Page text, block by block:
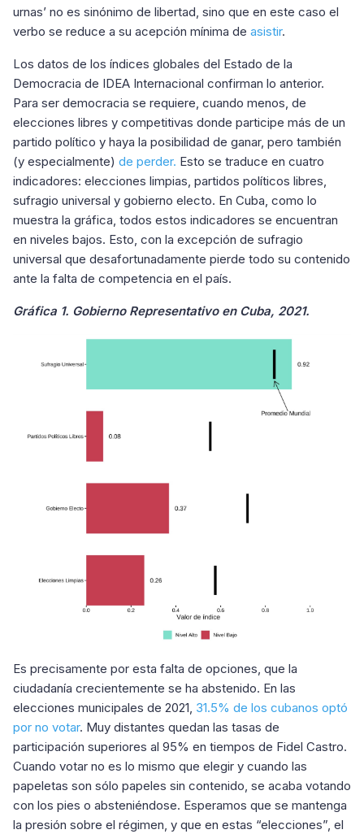
urnas’ no es sinónimo de libertad, sino que en este caso el
verbo se reduce a su acepción mínima de asistir.
Los datos de los índices globales del Estado de la
Democracia de IDEA Internacional confirman lo anterior.
Para ser democracia se requiere, cuando menos, de
elecciones libres y competitivas donde participe más de un
partido político y haya la posibilidad de ganar, pero también
(y especialmente) de perder. Esto se traduce en cuatro
indicadores: elecciones limpias, partidos políticos libres,
sufragio universal y gobierno electo. En Cuba, como lo
muestra la gráfica, todos estos indicadores se encuentran
en niveles bajos. Esto, con la excepción de sufragio
universal que desafortunadamente pierde todo su contenido
ante la falta de competencia en el país.
Gráfica 1. Gobierno Representativo en Cuba, 2021.
Es precisamente por esta falta de opciones, que la
ciudadanía crecientemente se ha abstenido. En las
elecciones municipales de 2021, 31.5% de los cubanos optó
por no votar. Muy distantes quedan las tasas de
participación superiores al 95% en tiempos de Fidel Castro.
Cuando votar no es lo mismo que elegir y cuando las
papeletas son sólo papeles sin contenido, se acaba votando
con los pies o absteniéndose. Esperamos que se mantenga
la presión sobre el régimen, y que en estas “elecciones”, el